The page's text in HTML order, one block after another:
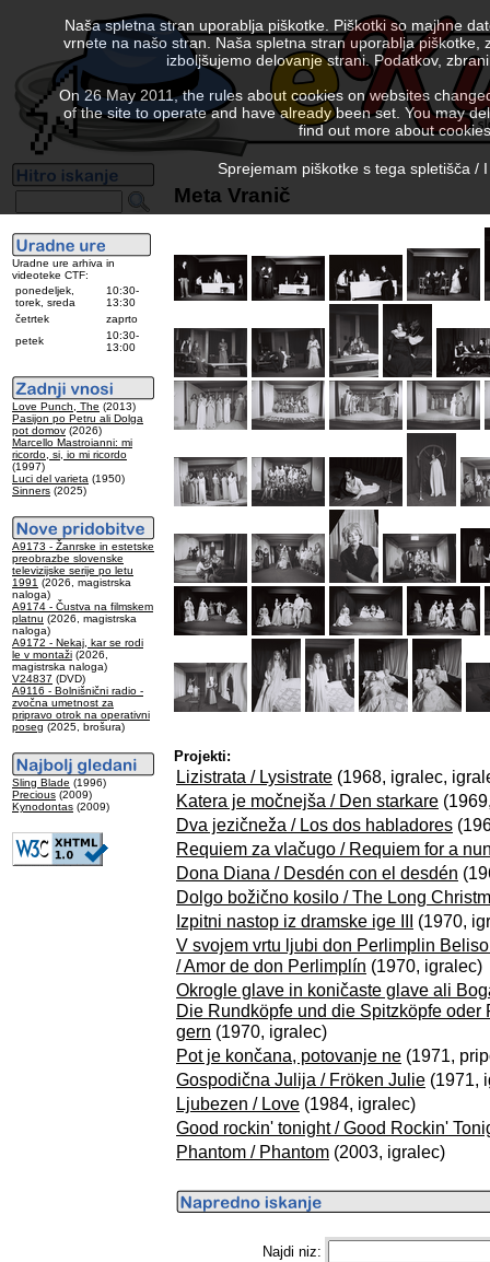
Uradne ure arhiva in
videoteke CTF:
ponedeljek,
torek, sreda
10:30-
13:30
četrtek
zaprto
petek
10:30-
13:00
Love Punch, The (2013)
Pasijon po Petru ali Dolga
pot domov (2026)
Marcello Mastroianni: mi
ricordo, si, io mi ricordo
(1997)
Luci del varieta (1950)
Sinners (2025)
A9173 - Žanrske in estetske
preobrazbe slovenske
televizijske serije po letu
1991 (2026, magistrska
naloga)
A9174 - Čustva na filmskem
platnu (2026, magistrska
naloga)
A9172 - Nekaj, kar se rodi
le v montaži (2026,
magistrska naloga)
V24837 (DVD)
A9116 - Bolnišnični radio -
zvočna umetnost za
pripravo otrok na operativni
poseg (2025, brošura)
Sling Blade (1996)
Precious (2009)
Kynodontas (2009)
Meta Vranič
Projekti:
Lizistrata / Lysistrate (1968, igralec,
Katera je močnejša / Den starkare
Dva jezičneža / Los dos habladores
Requiem za vlačugo / Requiem for a
Dona Diana / Desdén con el desdén
Dolgo božično kosilo / The Long
Izpitni nastop iz dramske ige III
(1970,
V svojem vrtu ljubi don Perlimplin
/ Amor de don Perlimplí­n (1970, igralec)
Okrogle glave in koničaste glave ali
Die Rundköpfe und die Spitzköpfe
gern (1970, igralec)
Pot je končana, potovanje ne (1971,
Gospodična Julija / Fröken Julie (1971,
Ljubezen / Love (1984, igralec)
Good rockin' tonight / Good Rockin'
Phantom / Phantom (2003, igralec)
Najdi niz:
Naša spletna stran uporablja piškotke. Piškotki so majhne
vrnete na našo stran. Naša spletna stran uporablja
izboljšujemo delovanje strani. Podatkov,
On 26 May 2011, the rules about cookies on websites
of the site to operate and have already been set. You may
find out more about
Sprejemam piškotke s tega spletišča /